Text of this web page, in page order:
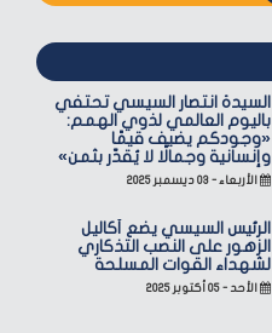
السيدة انتصار السيسي تحتفي
باليوم العالمي لذوي الهمم:
«وجودكم يضيف قيمًا
وإنسانية وجمالًا لا يُقدّر بثمن»
الأربعاء - ٠٣ ديسمبر ٢٠٢٥
الرئيس السيسي يضع أكاليل
الزهور على النصب التذكاري
لشهداء القوات المسلحة
الأحد - ٠٥ أكتوبر ٢٠٢٥